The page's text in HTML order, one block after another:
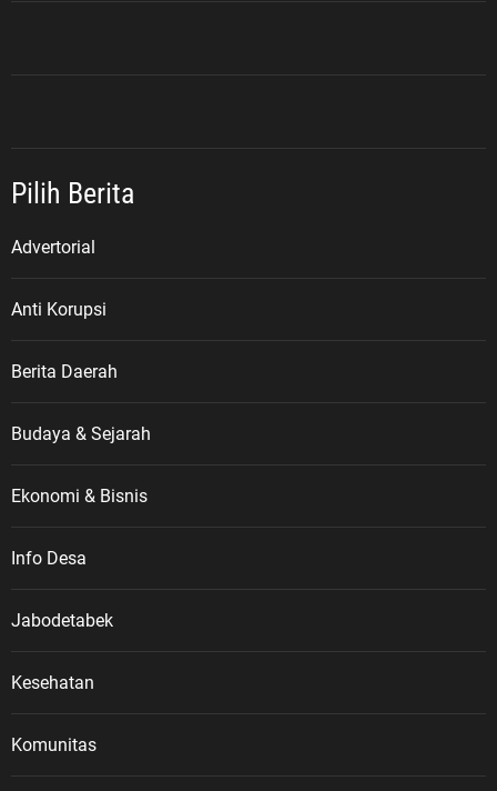
Pilih Berita
Advertorial
Anti Korupsi
Berita Daerah
Budaya & Sejarah
Ekonomi & Bisnis
Info Desa
Jabodetabek
Kesehatan
Komunitas